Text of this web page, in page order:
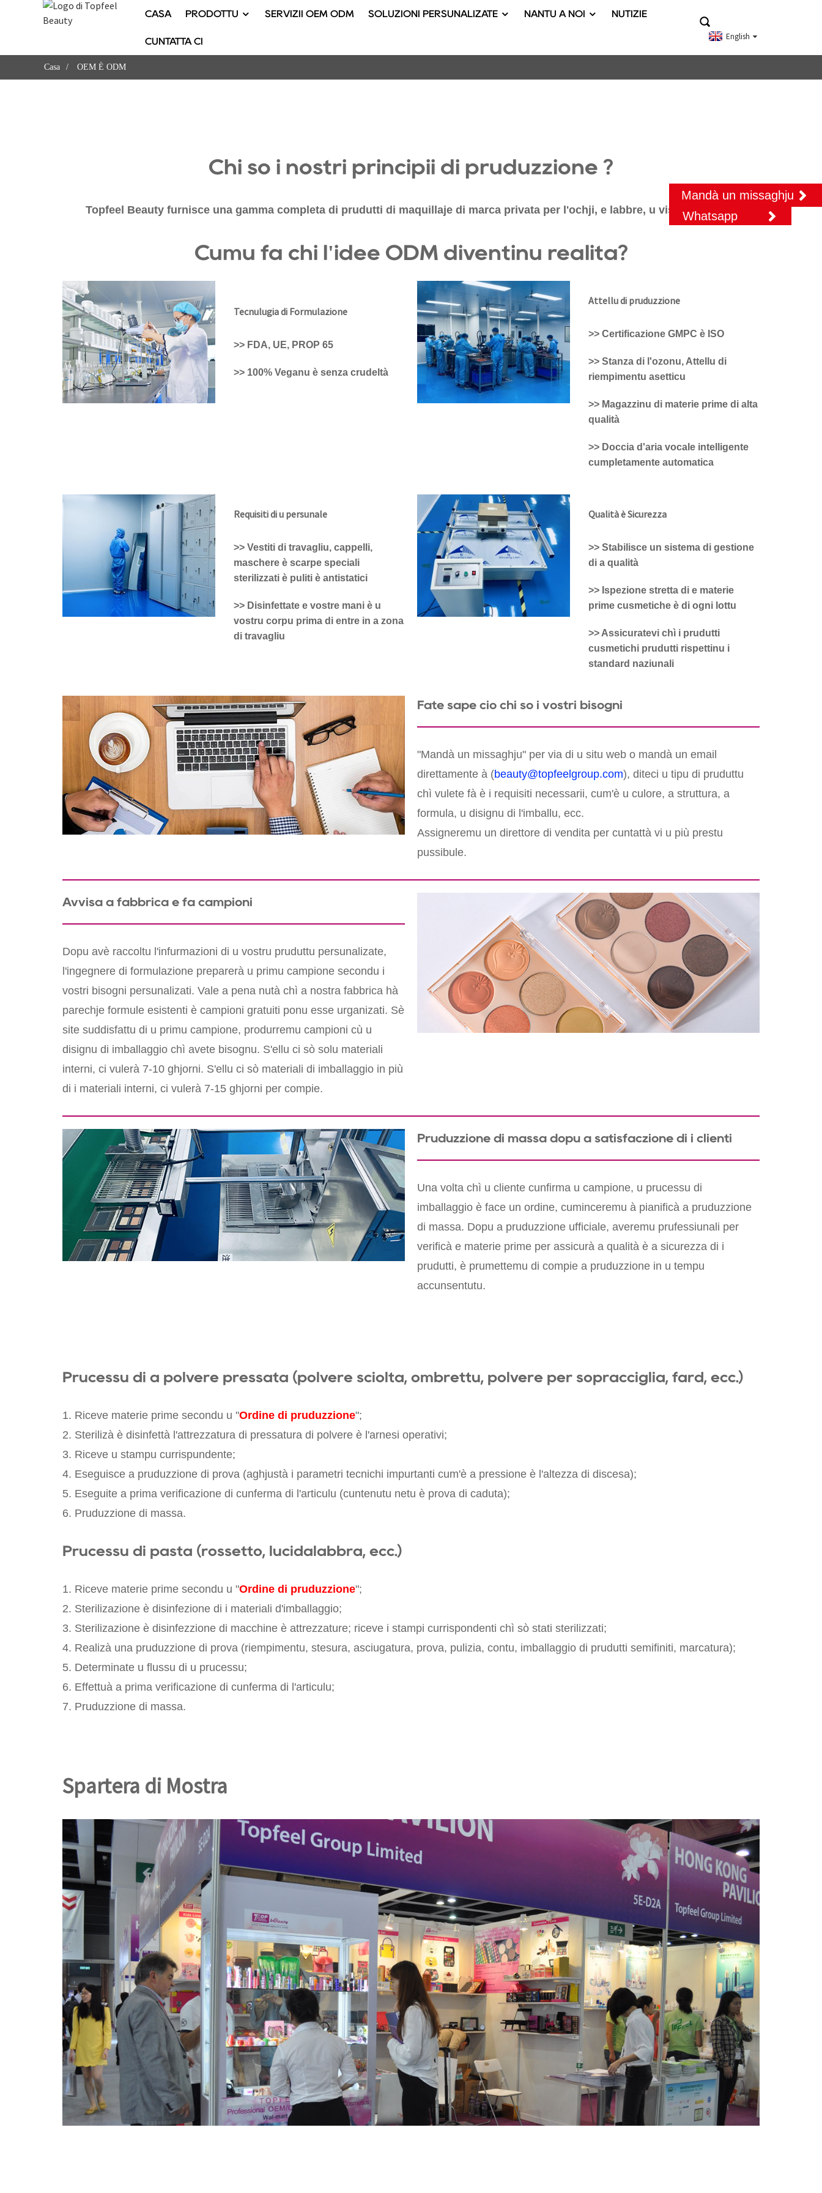
CASA PRODOTTU SERVIZII OEM ODM SOLUZIONI PERSUNALIZATE NANTU À NOI NUTIZIE
CUNTATTA CI English
Casa OEM È ODM
Chì sò i nostri principii di pruduzzione ?
Topfeel Beauty furnisce una gamma completa di prudutti di maquillaje di marca privata per l'ochji, e labbre, u visu è u corpu.
Cumu fà chì l'idee ODM diventinu realità?
Tecnulugia di Formulazione
>> FDA, UE, PROP 65
>> 100% Veganu è senza crudeltà
Attellu di pruduzzione
>> Certificazione GMPC è ISO
>> Stanza di l'ozonu, Attellu di
riempimentu asetticu
>> Magazzinu di materie prime di alta
qualità
>> Doccia d'aria vocale intelligente
cumpletamente automatica
Requisiti di u persunale
>> Vestiti di travagliu, cappelli,
maschere è scarpe speciali
sterilizzati è puliti è antistatici
>> Disinfettate e vostre mani è u
vostru corpu prima di entre in a zona
di travagliu
Qualità è Sicurezza
>> Stabilisce un sistema di gestione
di a qualità
>> Ispezione stretta di e materie
prime cusmetiche è di ogni lottu
>> Assicuratevi chì i prudutti
cusmetichi prudutti rispettinu i
standard naziunali
Fate sapè ciò chì sò i vostri bisogni
"Mandà un missaghju" per via di u situ web o mandà un email
direttamente à (beauty@topfeelgroup.com), diteci u tipu di pruduttu
chì vulete fà è i requisiti necessarii, cum'è u culore, a struttura, a
formula, u disignu di l'imballu, ecc.
Assigneremu un direttore di vendita per cuntattà vi u più prestu
pussibule.
Avvisà a fabbrica è fà campioni
Dopu avè raccoltu l'infurmazioni di u vostru pruduttu persunalizate,
l'ingegnere di formulazione preparerà u primu campione secondu i
vostri bisogni persunalizati. Vale a pena nutà chì a nostra fabbrica hà
parechje formule esistenti è campioni gratuiti ponu esse urganizati. Sè
site suddisfattu di u primu campione, produrremu campioni cù u
disignu di imballaggio chì avete bisognu. S'ellu ci sò solu materiali
interni, ci vulerà 7-10 ghjorni. S'ellu ci sò materiali di imballaggio in più
di i materiali interni, ci vulerà 7-15 ghjorni per compie.
Pruduzzione di massa dopu a satisfaczione di i clienti
Una volta chì u cliente cunfirma u campione, u prucessu di
imballaggio è face un ordine, cuminceremu à pianificà a pruduzzione
di massa. Dopu a pruduzzione ufficiale, averemu prufessiunali per
verificà e materie prime per assicurà a qualità è a sicurezza di i
prudutti, è prumettemu di compie a pruduzzione in u tempu
accunsentutu.
Prucessu di a polvere pressata (polvere sciolta, ombrettu, polvere per sopracciglia, fard, ecc.)
1. Riceve materie prime secondu u "Ordine di pruduzzione";
2. Sterilizà è disinfettà l'attrezzatura di pressatura di polvere è l'arnesi operativi;
3. Riceve u stampu currispundente;
4. Eseguisce a pruduzzione di prova (aghjustà i parametri tecnichi impurtanti cum'è a pressione è l'altezza di discesa);
5. Eseguite a prima verificazione di cunferma di l'articulu (cuntenutu netu è prova di caduta);
6. Pruduzzione di massa.
Prucessu di pasta (rossetto, lucidalabbra, ecc.)
1. Riceve materie prime secondu u "Ordine di pruduzzione";
2. Sterilizazione è disinfezione di i materiali d'imballaggio;
3. Sterilizazione è disinfezzione di macchine è attrezzature; riceve i stampi currispondenti chì sò stati sterilizzati;
4. Realizà una pruduzzione di prova (riempimentu, stesura, asciugatura, prova, pulizia, contu, imballaggio di prudutti semifiniti, marcatura);
5. Determinate u flussu di u prucessu;
6. Effettuà a prima verificazione di cunferma di l'articulu;
7. Pruduzzione di massa.
Spartera di Mostra
Mandà un missaghju
Whatsapp